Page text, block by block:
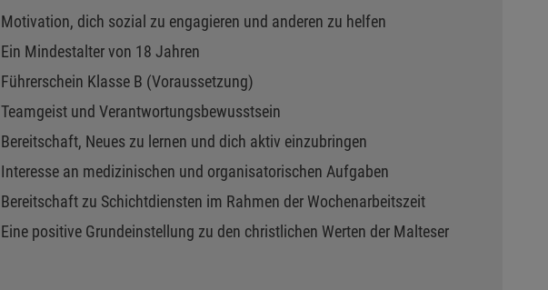
Motivation, dich sozial zu engagieren und anderen zu helfen
Ein Mindestalter von 18 Jahren
Führerschein Klasse B (Voraussetzung)
Teamgeist und Verantwortungsbewusstsein
Bereitschaft, Neues zu lernen und dich aktiv einzubringen
Interesse an medizinischen und organisatorischen Aufgaben
Bereitschaft zu Schichtdiensten im Rahmen der Wochenarbeitszeit
Eine positive Grundeinstellung zu den christlichen Werten der Malteser